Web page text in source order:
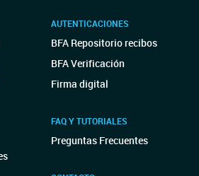
AUTENTICACIONES
BFA Repositorio recibos
BFA Verificación
Firma digital
FAQ Y TUTORIALES
Preguntas Frecuentes